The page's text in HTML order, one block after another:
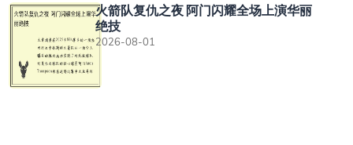
火箭队复仇之夜 阿门闪耀全场上演华丽
绝技
2026-08-01